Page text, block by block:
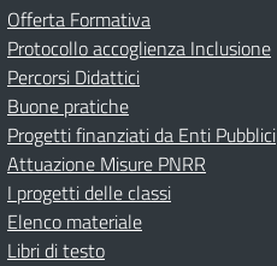
Offerta Formativa
Protocollo accoglienza Inclusione
Percorsi Didattici
Buone pratiche
Progetti finanziati da Enti Pubblici
Attuazione Misure PNRR
I progetti delle classi
Elenco materiale
Libri di testo